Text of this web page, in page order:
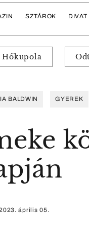
SZTÁROK DIVAT
Hőkupola
BALDWIN GYEREK
április 05.